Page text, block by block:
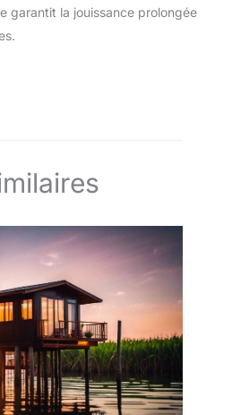
garantit la jouissance prolongée